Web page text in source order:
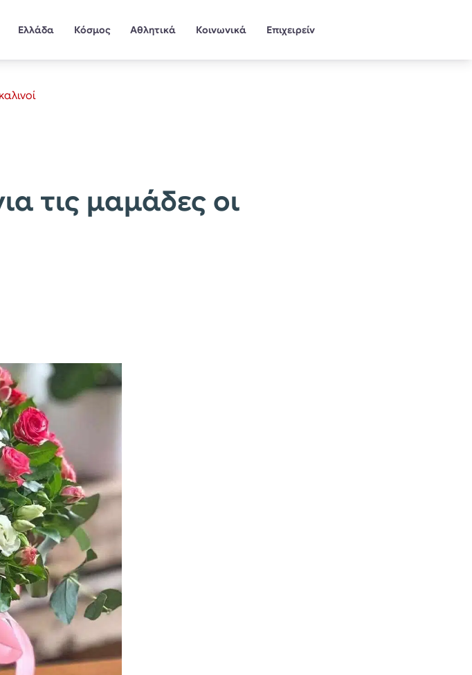
Ελλάδα Κόσμος Αθλητικά Κοινωνικά Επιχειρείν
τις μαμάδες οι